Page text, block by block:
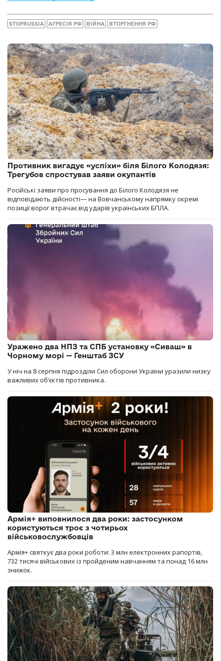
STOPRUSSIA АГРЕСІЯ РФ ВІЙНА ВТОРГНЕННЯ РФ
Противник вигадує «успіхи» біля Білого Колодязя:
Трегубов спростував заяви окупантів
Російські заяви про просування до Білого Колодязя не
відповідають дійсності— на Вовчанському напрямку окремі
позиції ворог втрачає від ударів українських БПЛА.
Уражено два НПЗ та СПБ установку «Сиваш» в
Чорному морі — Генштаб ЗСУ
У ніч на 8 серпня підрозділи Сил оборони України уразили низку
важливих об’єктів противника.
Армія+ виповнилося два роки: застосунком
користуються троє з чотирьох
військовослужбовців
Армія+ святкує два роки роботи: 3 млн електронних рапортів,
732 тисячі військових із пройденим навчанням та понад 16 млн
знижок.